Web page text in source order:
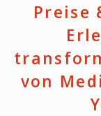
Preise
von